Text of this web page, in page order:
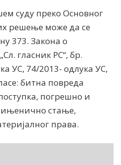
суду преко Основног
решење може да се
373. Закона о
гласник РС“, бр.
УС, 74/2013- одлука УС,
битна повреда
погрешно и
стање,
права.